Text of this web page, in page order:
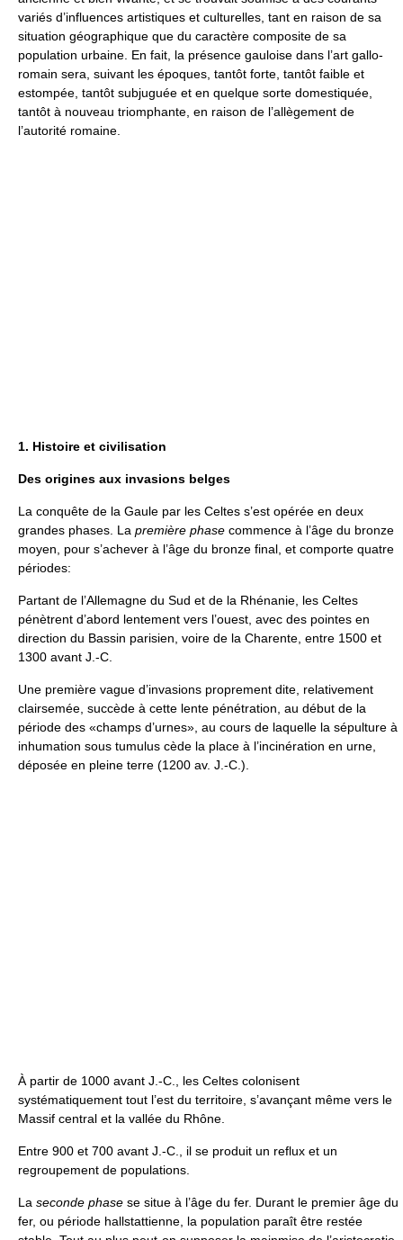
variés d’influences artistiques et culturelles, tant en raison de sa
situation géographique que du caractère composite de sa
population urbaine. En fait, la présence gauloise dans l’art gallo-
romain sera, suivant les époques, tantôt forte, tantôt faible et
estompée, tantôt subjuguée et en quelque sorte domestiquée,
tantôt à nouveau triomphante, en raison de l’allègement de
l’autorité romaine.
1. Histoire et civilisation
Des origines aux invasions belges
La conquête de la Gaule par les Celtes s’est opérée en deux
grandes phases. La première phase commence à l’âge du bronze
moyen, pour s’achever à l’âge du bronze final, et comporte quatre
périodes:
Partant de l’Allemagne du Sud et de la Rhénanie, les Celtes
pénètrent d’abord lentement vers l’ouest, avec des pointes en
direction du Bassin parisien, voire de la Charente, entre 1500 et
1300 avant J.-C.
Une première vague d’invasions proprement dite, relativement
clairsemée, succède à cette lente pénétration, au début de la
période des «champs d’urnes», au cours de laquelle la sépulture à
inhumation sous tumulus cède la place à l’incinération en urne,
déposée en pleine terre (1200 av. J.-C.).
À partir de 1000 avant J.-C., les Celtes colonisent
systématiquement tout l’est du territoire, s’avançant même vers le
Massif central et la vallée du Rhône.
Entre 900 et 700 avant J.-C., il se produit un reflux et un
regroupement de populations.
La seconde phase se situe à l’âge du fer. Durant le premier âge du
fer, ou période hallstattienne, la population paraît être restée